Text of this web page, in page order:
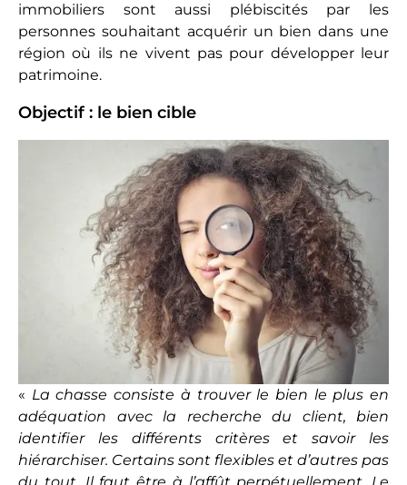
immobiliers sont aussi plébiscités par les
personnes souhaitant acquérir un bien dans une
région où ils ne vivent pas pour développer leur
patrimoine.
Objectif : le bien cible
« La chasse consiste à trouver le bien le plus en
adéquation avec la recherche du client, bien
identifier les différents critères et savoir les
hiérarchiser. Certains sont flexibles et d’autres pas